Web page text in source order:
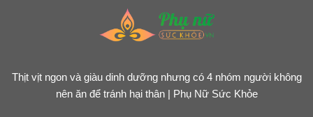
Thịt vịt ngon và giàu dinh dưỡng nhưng có 4 nhóm người không
nên ăn để tránh hại thân | Phụ Nữ Sức Khỏe